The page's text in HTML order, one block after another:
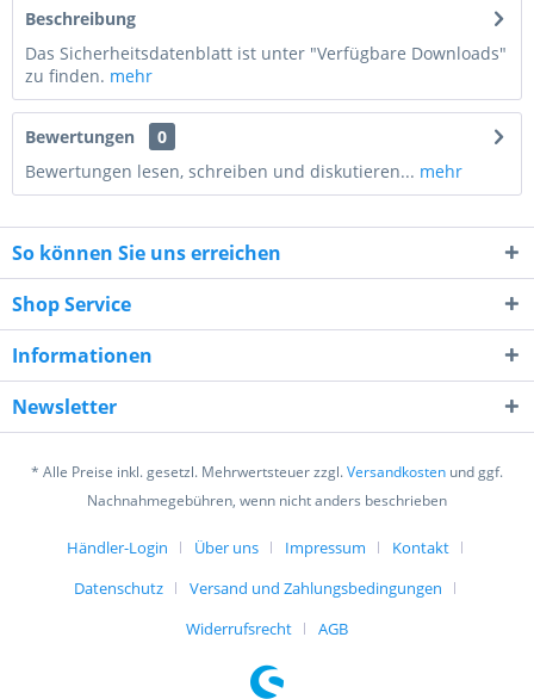
8 - 2 = ?
Ich habe dieDatenschutzerklärunggelesen,
verstanden und stimme zu. *
Beschreibung
Das Sicherheitsdatenblatt ist unter "Verfügbare Downloads"
zu finden. mehr
Bewertungen
0
Bewertungen lesen, schreiben und diskutieren... mehr
So können Sie uns erreichen
Shop Service
Informationen
Newsletter
* Alle Preise inkl. gesetzl. Mehrwertsteuer zzgl.Versandkosten und ggf.
Nachnahmegebühren, wenn nicht anders beschrieben
Händler-Login Über uns Impressum
Kontakt
Datenschutz
Versand und Zahlungsbedingungen
Widerrufsrecht
AGB